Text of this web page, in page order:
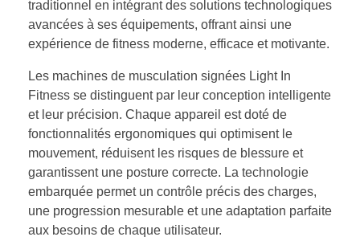
traditionnel en intégrant des solutions technologiques
avancées à ses équipements, offrant ainsi une
expérience de fitness moderne, efficace et motivante.
Les machines de musculation signées Light In
Fitness se distinguent par leur conception intelligente
et leur précision. Chaque appareil est doté de
fonctionnalités ergonomiques qui optimisent le
mouvement, réduisent les risques de blessure et
garantissent une posture correcte. La technologie
embarquée permet un contrôle précis des charges,
une progression mesurable et une adaptation parfaite
aux besoins de chaque utilisateur.